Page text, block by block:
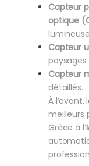
Capteur
optique
Capteur
Capteur
détaillés.
À l’avant,
meilleurs
Grâce à l’